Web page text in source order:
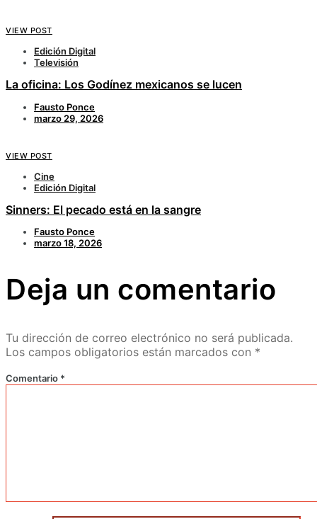
VIEW POST
Edición Digital
Televisión
La oficina: Los Godínez mexicanos se lucen
Fausto Ponce
marzo 29, 2026
VIEW POST
Cine
Edición Digital
Sinners: El pecado está en la sangre
Fausto Ponce
marzo 18, 2026
Deja un comentario
Tu dirección de correo electrónico no será publicada.
Los campos obligatorios están marcados con *
Comentario *